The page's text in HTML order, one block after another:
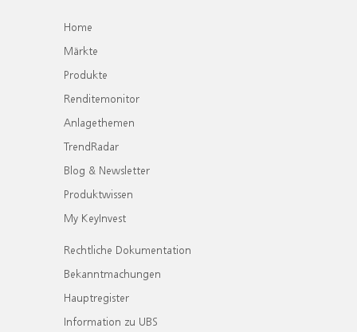
Home
Märkte
Produkte
Renditemonitor
Anlagethemen
TrendRadar
Blog & Newsletter
Produktwissen
My KeyInvest
Rechtliche Dokumentation
Bekanntmachungen
Hauptregister
Information zu UBS